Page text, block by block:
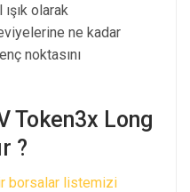
olarak
ne kadar
noktasını
Token3x Long
?
borsalar listemizi